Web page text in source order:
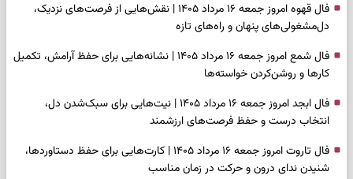
فال قهوه امروز جمعه ۱۶ مرداد ۱۴۰۵ | نقش‌هایی از فرصت‌های نزدیک،
دل‌مشغولی‌های پنهان و راه‌های تازه
فال شمع امروز جمعه ۱۶ مرداد ۱۴۰۵ | نشانه‌هایی برای حفظ آرامش، تکمیل
کارها و روشن‌کردن خواسته‌ها
فال ابجد امروز جمعه ۱۶ مرداد ۱۴۰۵ | نیت‌هایی برای سبک‌شدن دل،
انتخاب درست و حفظ فرصت‌های ارزشمند
فال تاروت امروز جمعه ۱۶ مرداد ۱۴۰۵ | کارت‌هایی برای حفظ دستاوردها،
شنیدن ندای درون و حرکت در زمان مناسب